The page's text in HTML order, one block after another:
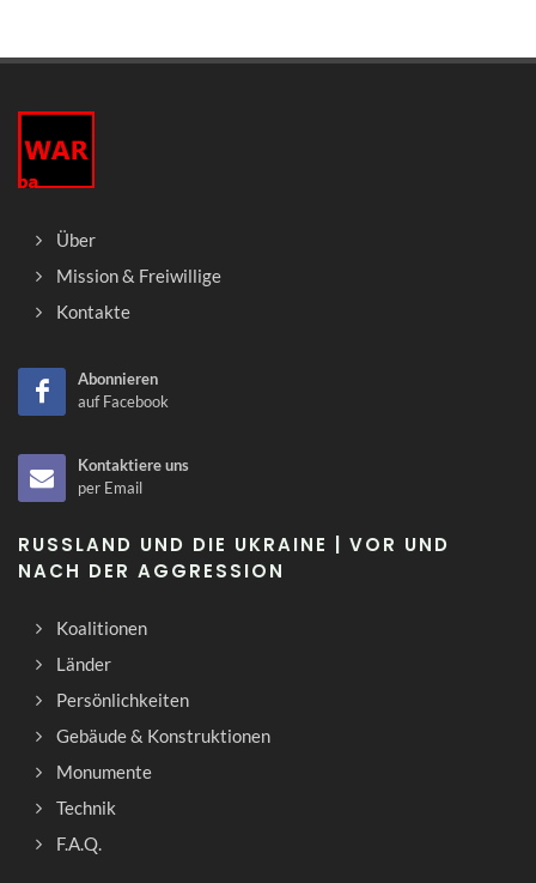
Über
Mission & Freiwillige
Kontakte
Abonnieren
auf Facebook
Kontaktiere uns
per Email
RUSSLAND UND DIE UKRAINE | VOR UND
NACH DER AGGRESSION
Koalitionen
Länder
Persönlichkeiten
Gebäude & Konstruktionen
Monumente
Technik
F.A.Q.